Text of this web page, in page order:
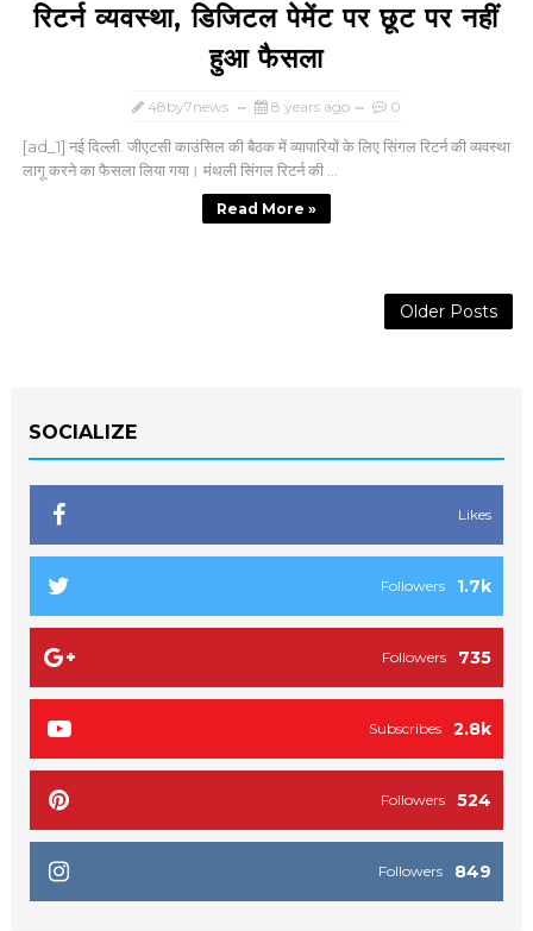
रिटर्न व्यवस्था, डिजिटल पेमेंट पर छूट पर नहीं
हुआ फैसला
48by7news 8 years ago 0
[ad_1] नई दिल्ली. जीएटसी काउंसिल की बैठक में व्यापारियों के लिए सिंगल रिटर्न की व्यवस्था
लागू करने का फैसला लिया गया। मंथली सिंगल रिटर्न की ...
Read More »
Older Posts
SOCIALIZE
Likes
1.7k
Followers
735
Followers
2.8k
Subscribes
524
Followers
849
Followers